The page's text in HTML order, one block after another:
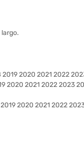
2019 2020 2021 2022
2020 2021 2022 2023
2020 2021 2022